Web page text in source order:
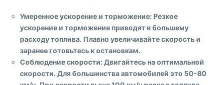
Умеренное ускорение и торможение: Резкое
ускорение и торможение приводят к большему
расходу топлива. Плавно увеличивайте скорость и
заранее готовьтесь к остановкам.
Соблюдение скорости: Двигайтесь на оптимальной
скорости. Для большинства автомобилей это 50-80